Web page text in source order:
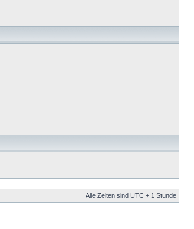
Alle Zeiten sind UTC + 1 Stunde